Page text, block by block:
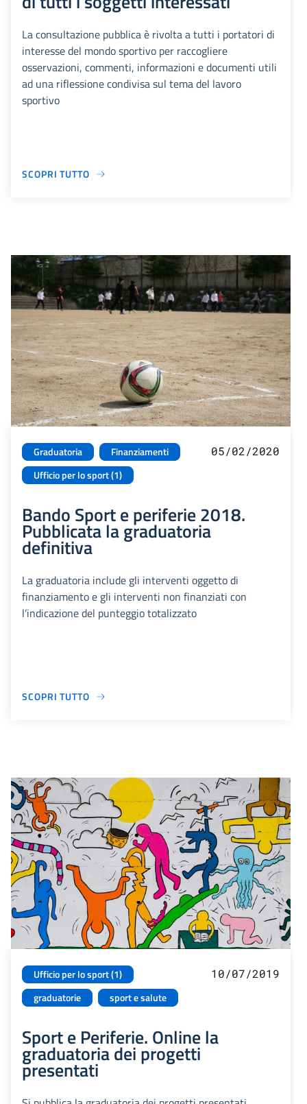
La consultazione pubblica è rivolta a tutti i portatori di
interesse del mondo sportivo per raccogliere
osservazioni, commenti, informazioni e documenti utili
ad una riflessione condivisa sul tema del lavoro
sportivo
SCOPRI TUTTO
Graduatoria
Finanziamenti
Ufficio per lo sport (1)
05/02/2020
Bando Sport e periferie 2018.
Pubblicata la graduatoria
definitiva
La graduatoria include gli interventi oggetto di
finanziamento e gli interventi non finanziati con
l’indicazione del punteggio totalizzato
SCOPRI TUTTO
Ufficio per lo sport (1)
graduatorie
sport e salute
10/07/2019
Sport e Periferie. Online la
graduatoria dei progetti
presentati